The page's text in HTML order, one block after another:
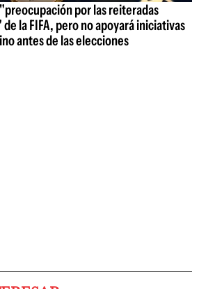
por las reiteradas
la FIFA, pero no apoyará iniciativas
antes de las elecciones